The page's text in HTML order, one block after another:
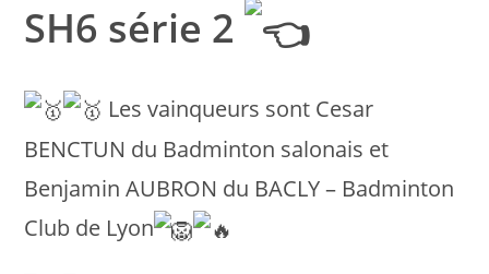
SH6 série 2
Les vainqueurs sont Cesar
BENCTUN du Badminton salonais et
Benjamin AUBRON du BACLY – Badminton
Club de Lyon